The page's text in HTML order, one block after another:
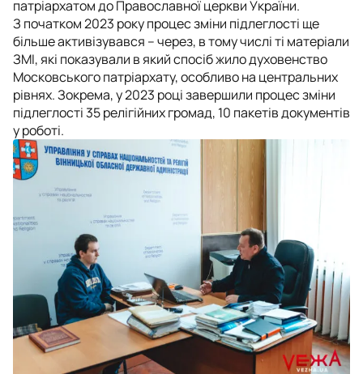
патріархатом до Православної церкви України.
З початком 2023 року процес зміни підлеглості ще
більше активізувався – через, в тому числі ті матеріали
ЗМІ, які показували в який спосіб жило духовенство
Московського патріархату, особливо на центральних
рівнях. Зокрема, у 2023 році завершили процес зміни
підлеглості 35 релігійних громад, 10 пакетів документів
у роботі.